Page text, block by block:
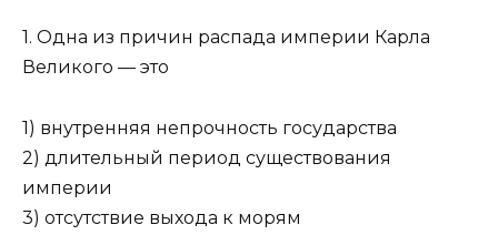
1. Одна из причин распада империи Карла
Великого — это
1) внутренняя непрочность государства
2) длительный период существования
империи
3) отсутствие выхода к морям